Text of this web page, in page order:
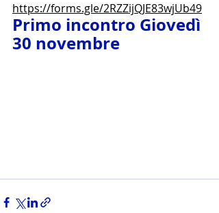
https://forms.gle/2RZZijQJE83wjUb49
Primo incontro Giovedì
30 novembre